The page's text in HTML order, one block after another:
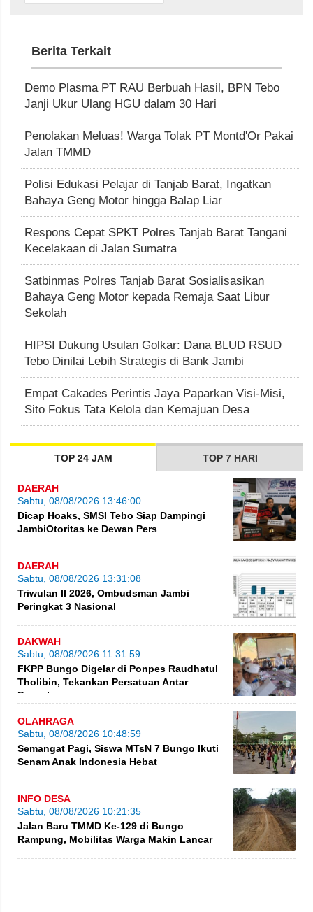
Berita Terkait
Demo Plasma PT RAU Berbuah Hasil, BPN Tebo
Janji Ukur Ulang HGU dalam 30 Hari
Penolakan Meluas! Warga Tolak PT Montd'Or Pakai
Jalan TMMD
Polisi Edukasi Pelajar di Tanjab Barat, Ingatkan
Bahaya Geng Motor hingga Balap Liar
Respons Cepat SPKT Polres Tanjab Barat Tangani
Kecelakaan di Jalan Sumatra
Satbinmas Polres Tanjab Barat Sosialisasikan
Bahaya Geng Motor kepada Remaja Saat Libur
Sekolah
HIPSI Dukung Usulan Golkar: Dana BLUD RSUD
Tebo Dinilai Lebih Strategis di Bank Jambi
Empat Cakades Perintis Jaya Paparkan Visi-Misi,
Sito Fokus Tata Kelola dan Kemajuan Desa
TOP 24 JAM TOP 7 HARI
DAERAH
Sabtu, 08/08/2026 13:46:00
Dicap Hoaks, SMSI Tebo Siap Dampingi
JambiOtoritas ke Dewan Pers
DAERAH
Sabtu, 08/08/2026 13:31:08
Triwulan II 2026, Ombudsman Jambi
Peringkat 3 Nasional
DAKWAH
Sabtu, 08/08/2026 11:31:59
FKPP Bungo Digelar di Ponpes Raudhatul
Tholibin, Tekankan Persatuan Antar
Pesantren
OLAHRAGA
Sabtu, 08/08/2026 10:48:59
Semangat Pagi, Siswa MTsN 7 Bungo Ikuti
Senam Anak Indonesia Hebat
INFO DESA
Sabtu, 08/08/2026 10:21:35
Jalan Baru TMMD Ke-129 di Bungo
Rampung, Mobilitas Warga Makin Lancar